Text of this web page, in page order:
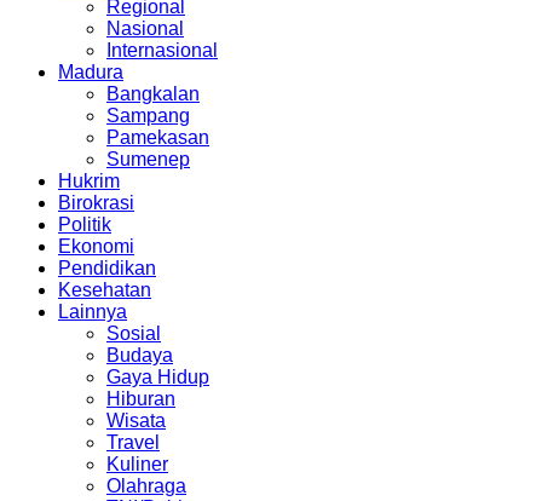
Regional
Nasional
Internasional
Madura
Bangkalan
Sampang
Pamekasan
Sumenep
Hukrim
Birokrasi
Politik
Ekonomi
Pendidikan
Kesehatan
Lainnya
Sosial
Budaya
Gaya Hidup
Hiburan
Wisata
Travel
Kuliner
Olahraga